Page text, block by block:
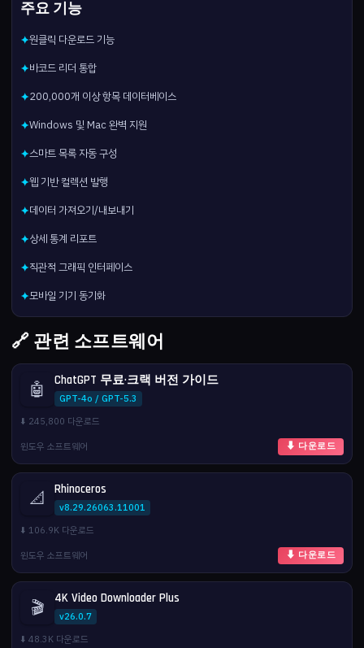
주요 기능
✦원클릭 다운로드 기능
✦바코드 리더 통합
✦200,000개 이상 항목 데이터베이스
✦Windows 및 Mac 완벽 지원
✦스마트 목록 자동 구성
✦웹 기반 컬렉션 발행
✦데이터 가져오기/내보내기
✦상세 통계 리포트
✦직관적 그래픽 인터페이스
✦모바일 기기 동기화
🔗 관련 소프트웨어
🤖 ChatGPT 무료·크랙 버전 가이드
GPT-4o / GPT-5.3
⬇️ 245,800 다운로드
윈도우 소프트웨어
⬇ 다운로드
📐 Rhinoceros
v8.29.26063.11001
⬇️ 106.9K 다운로드
윈도우 소프트웨어
⬇ 다운로드
🎬 4K Video Downloader Plus
v26.0.7
⬇️ 48.3K 다운로드